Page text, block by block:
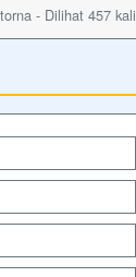
- Dilihat 457 kali